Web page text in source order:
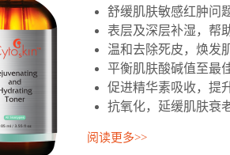
舒缓肌肤敏感红肿问
表层及深层补湿，帮
温和去除死皮，焕发
平衡肌肤酸碱值至最
促进精华素吸收，提
抗氧化，延缓肌肤衰
阅读更多>>